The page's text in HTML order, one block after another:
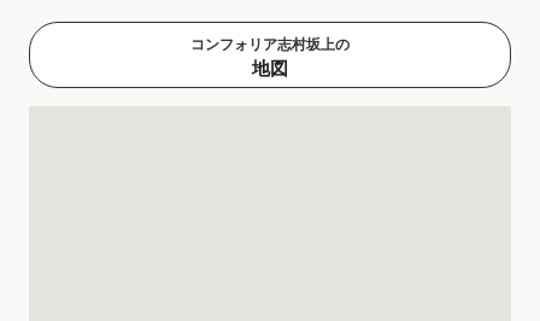
コンフォリア志村坂上の
地図